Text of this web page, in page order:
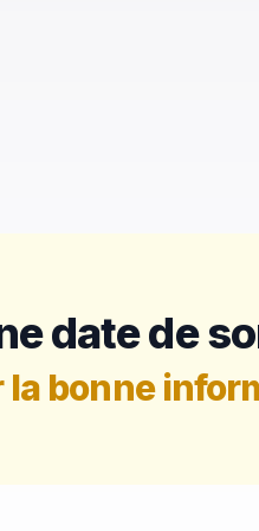
date de
bonne